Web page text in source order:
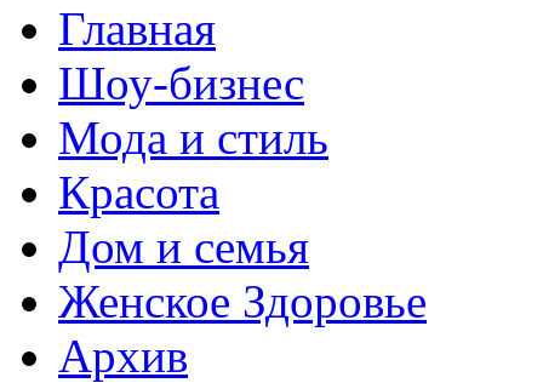
Главная
Шоу-бизнес
Мода и стиль
Красота
Дом и семья
Женское Здоровье
Архив